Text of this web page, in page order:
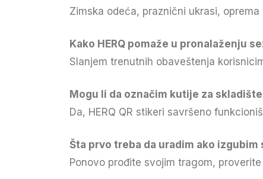
Zimska odeća, praznični ukrasi,
Kako HERQ pomaže u pronalaženju
Slanjem trenutnih obaveštenja
Mogu li da označim kutije za
Da, HERQ QR stikeri savršeno
Šta prvo treba da uradim ako
Ponovo prođite svojim tragom,